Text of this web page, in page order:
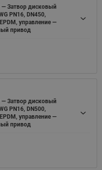
— Затвор дисковый
PN16, DN450,
управление —
привод
— Затвор дисковый
PN16, DN500,
управление —
привод